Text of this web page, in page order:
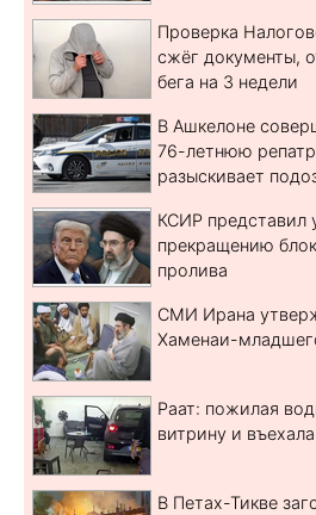
Проверка
сжёг документы,
бега на 3 недели
В Ашкелоне
76-летнюю
разыскивает
КСИР представил
прекращению
пролива
СМИ Ирана
Хаменаи-
Раат: пожилая
витрину и
В Петах-Тикве